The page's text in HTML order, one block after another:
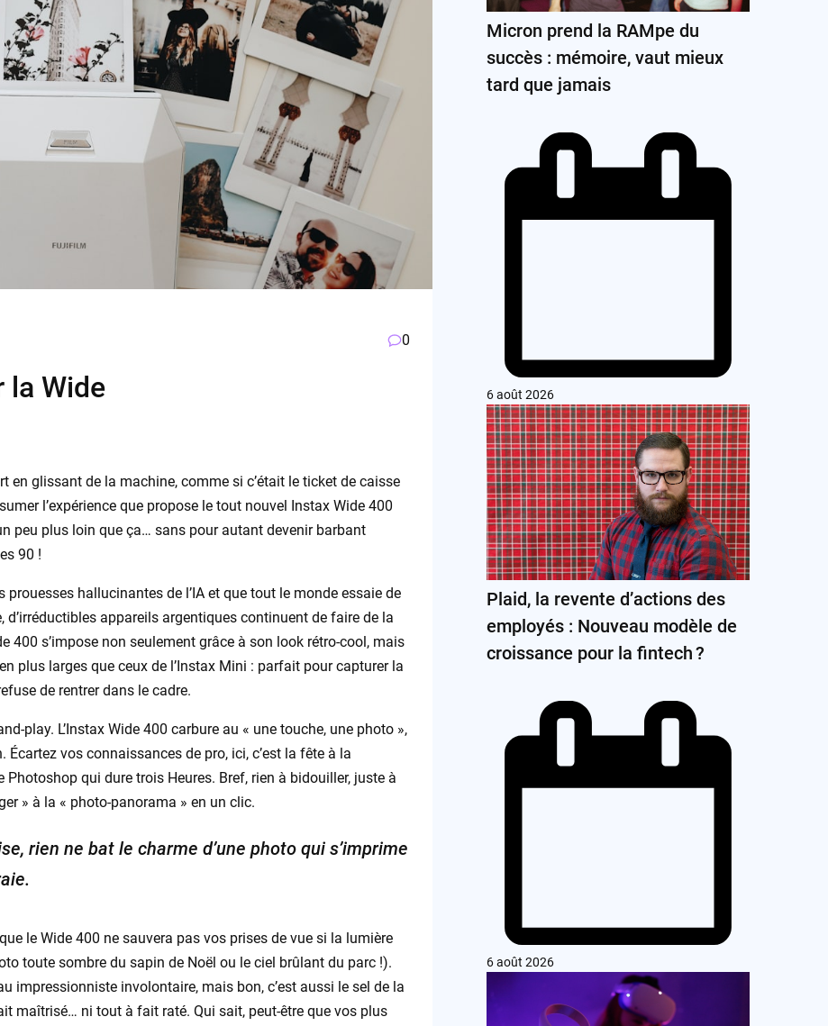
0
la Wide
en glissant de la machine, comme si c’était le ticket de caisse
l’expérience que propose le tout nouvel Instax Wide 400
peu plus loin que ça… sans pour autant devenir barbant
90 !
prouesses hallucinantes de l’IA et que tout le monde essaie de
appareils argentiques continuent de faire de la
400 s’impose non seulement grâce à son look rétro-cool, mais
plus larges que ceux de l’Instax Mini : parfait pour capturer la
de rentrer dans le cadre.
play. L’Instax Wide 400 carbure au « une touche, une photo »,
vos connaissances de pro, ici, c’est la fête à la
qui dure trois Heures. Bref, rien à bidouiller, juste à
» à la « photo-panorama » en un clic.
rien ne bat le charme d’une photo qui s’imprime
le Wide 400 ne sauvera pas vos prises de vue si la lumière
toute sombre du sapin de Noël ou le ciel brûlant du parc !).
impressionniste involontaire, mais bon, c’est aussi le sel de la
maîtrisé… ni tout à fait raté. Qui sait, peut-être que vos plus
Micron prend la RAMpe du
succès : mémoire, vaut mieux
tard que jamais
6 août 2026
Plaid, la revente d’actions des
employés : Nouveau modèle de
croissance pour la fintech ?
6 août 2026